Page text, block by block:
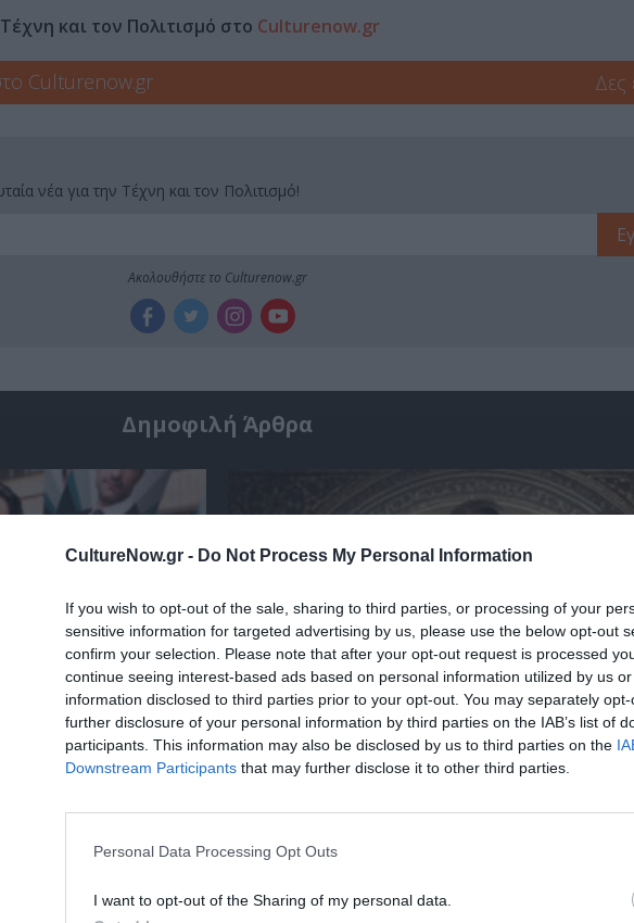
CultureNow.gr - Do Not Process My Personal Information
If you wish to opt-out of the sale, sharing to third parties, or processing of your
sensitive information for targeted advertising by us, please use the below opt-out
confirm your selection. Please note that after your opt-out request is processed
continue seeing interest-based ads based on personal information utilized by us
information disclosed to third parties prior to your opt-out. You may separately
further disclosure of your personal information by third parties on the IAB’s list of
participants. This information may also be disclosed by us to third parties on the
Downstream Participants that may further disclose it to other third parties.
Personal Data Processing Opt Outs
I want to opt-out of the Sharing of my personal data.
και τον Πολιτισμό στο Culturenow.gr
Culturenow.gr Δες
νέα για την Τέχνη και τον Πολιτισμό!
Ακολουθήστε το Culturenow.gr
Δημοφιλή Άρθρα
στη Στέγη – Με